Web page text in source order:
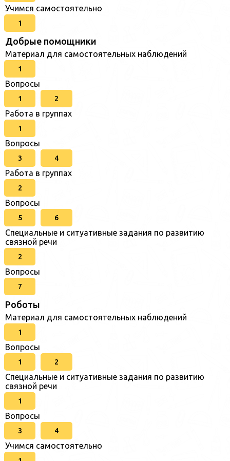
Учимся самостоятельно
1
Добрые помощники
Материал для самостоятельных наблюдений
1
Вопросы
1 2
Работа в группах
1
Вопросы
3 4
Работа в группах
2
Вопросы
5 6
Специальные и ситуативные задания по развитию
связной речи
2
Вопросы
7
Роботы
Материал для самостоятельных наблюдений
1
Вопросы
1 2
Специальные и ситуативные задания по развитию
связной речи
1
Вопросы
3 4
Учимся самостоятельно